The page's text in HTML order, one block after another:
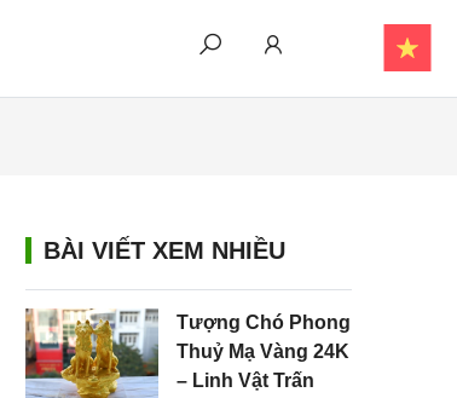
BÀI VIẾT XEM NHIỀU
Tượng Chó Phong
Thuỷ Mạ Vàng 24K
– Linh Vật Trấn